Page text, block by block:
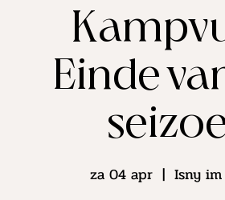
Einde
za 04 apr
  |
Isny